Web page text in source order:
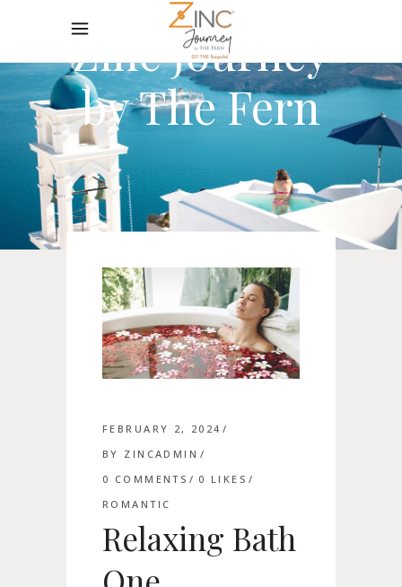
Zinc Journey
by The Fern
FEBRUARY 2, 2024
BY ZINCADMIN
0 COMMENTS
0 LIKES
ROMANTIC
Relaxing Bath